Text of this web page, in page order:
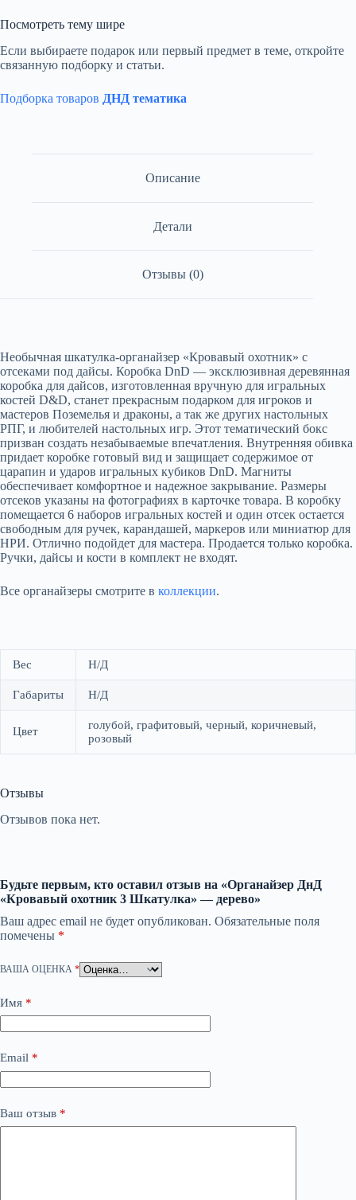
Посмотреть тему шире
Если выбираете подарок или первый предмет в теме, откройте
связанную подборку и статьи.
Подборка товаров ДНД тематика
Описание
Детали
Отзывы (0)
Необычная шкатулка-органайзер «Кровавый охотник» с
отсеками под дайсы. Коробка DnD — эксклюзивная деревянная
коробка для дайсов, изготовленная вручную для игральных
костей D&D, станет прекрасным подарком для игроков и
мастеров Поземелья и драконы, а так же других настольных
РПГ, и любителей настольных игр. Этот тематический бокс
призван создать незабываемые впечатления. Внутренняя обивка
придает коробке готовый вид и защищает содержимое от
царапин и ударов игральных кубиков DnD. Магниты
обеспечивает комфортное и надежное закрывание. Размеры
отсеков указаны на фотографиях в карточке товара. В коробку
помещается 6 наборов игральных костей и один отсек остается
свободным для ручек, карандашей, маркеров или миниатюр для
НРИ. Отлично подойдет для мастера. Продается только коробка.
Ручки, дайсы и кости в комплект не входят.
Все органайзеры смотрите в коллекции.
Вес Н/Д
Габариты Н/Д
Цвет
голубой, графитовый, черный, коричневый,
розовый
Отзывы
Отзывов пока нет.
Будьте первым, кто оставил отзыв на «Органайзер ДнД
«Кровавый охотник 3 Шкатулка» — дерево»
Ваш адрес email не будет опубликован. Обязательные поля
помечены *
ВАША ОЦЕНКА *
Имя *
Email *
Ваш отзыв *